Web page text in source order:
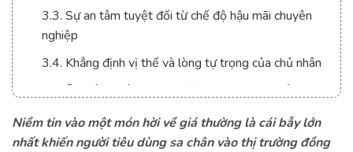
3.3. Sự an tâm tuyệt đối từ chế độ hậu mãi chuyên
nghiệp
3.4. Khẳng định vị thế và lòng tự trọng của chủ nhân
4. 5 mẫu đồng hồ Orient chính hãng đẹp nhất tại
4.1. 1. Orient Mako 40 RA-AC0Q17Y30B
Niềm tin vào một món hời về giá thường là cái bẫy lớn
nhất khiến người tiêu dùng sa chân vào thị trường đồng